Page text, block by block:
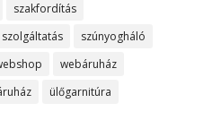
szakfordítás
szolgáltatás
szúnyogháló
webáruház
ülőgarnitúra